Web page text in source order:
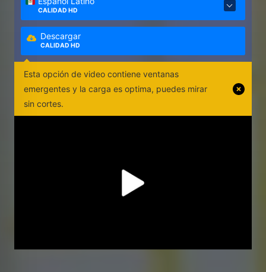
CALIDAD HD
Descargar
CALIDAD HD
Esta opción de video contiene ventanas
emergentes y la carga es optima, puedes mirar
sin cortes.